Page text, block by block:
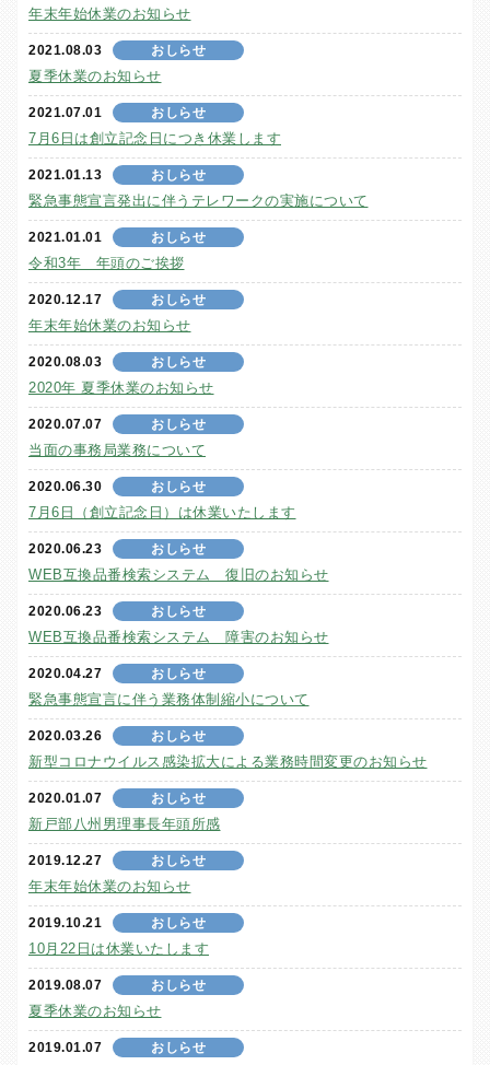
年末年始休業のお知らせ
2021.08.03 おしらせ
夏季休業のお知らせ
2021.07.01 おしらせ
7月6日は創立記念日につき休業します
2021.01.13 おしらせ
緊急事態宣言発出に伴うテレワークの実施について
2021.01.01 おしらせ
令和3年 年頭のご挨拶
2020.12.17 おしらせ
年末年始休業のお知らせ
2020.08.03 おしらせ
2020年 夏季休業のお知らせ
2020.07.07 おしらせ
当面の事務局業務について
2020.06.30 おしらせ
7月6日（創立記念日）は休業いたします
2020.06.23 おしらせ
WEB互換品番検索システム 復旧のお知らせ
2020.06.23 おしらせ
WEB互換品番検索システム 障害のお知らせ
2020.04.27 おしらせ
緊急事態宣言に伴う業務体制縮小について
2020.03.26 おしらせ
新型コロナウイルス感染拡大による業務時間変更のお知らせ
2020.01.07 おしらせ
新戸部八州男理事長年頭所感
2019.12.27 おしらせ
年末年始休業のお知らせ
2019.10.21 おしらせ
10月22日は休業いたします
2019.08.07 おしらせ
夏季休業のお知らせ
2019.01.07 おしらせ